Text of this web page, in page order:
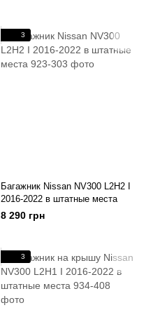
3
Багажник Nissan NV300 L2H2 I
2016-2022 в штатные места
8 290 грн
3